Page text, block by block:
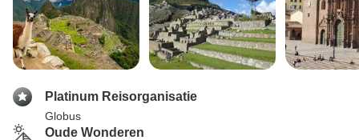
Platinum Reisorganisatie
Globus
Oude Wonderen